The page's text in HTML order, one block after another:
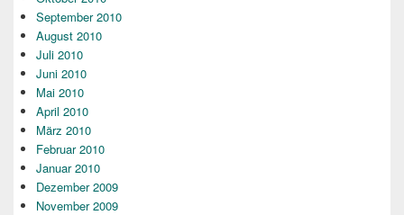
September 2010
August 2010
Juli 2010
Juni 2010
Mai 2010
April 2010
März 2010
Februar 2010
Januar 2010
Dezember 2009
November 2009